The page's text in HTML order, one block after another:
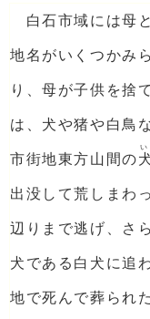
白石市域には母
地名がいくつかみ
り、母が子供を捨
は、犬や猪や白鳥
市街地東方山間の
出没して荒しまわ
辺りまで逃げ、さ
犬である白犬に追
地で死んで葬られ